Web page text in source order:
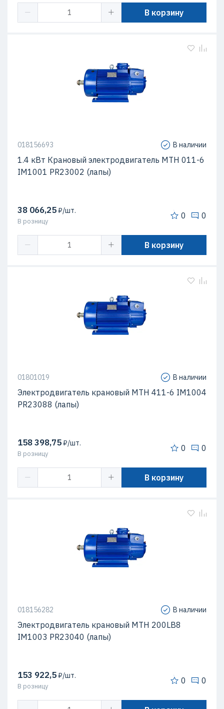
В корзину
018156693 В наличии
1.4 кВт Крановый электродвигатель МТН 011-6
IM1001 PR23002 (лапы)
38 066,25₽/шт.
В розницу
0 0
В корзину
01801019 В наличии
Электродвигатель крановый МТН 411-6 IM1004
PR23088 (лапы)
158 398,75₽/шт.
В розницу
0 0
В корзину
018156282 В наличии
Электродвигатель крановый MTH 200LB8
IM1003 PR23040 (лапы)
153 922,5₽/шт.
В розницу
0 0